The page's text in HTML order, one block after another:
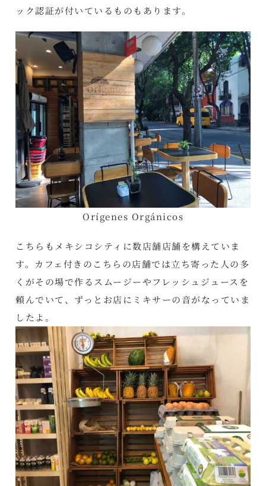
ック認証が付いているものもあります。
Orígenes Orgánicos
こちらもメキシコシティに数店舗店舗を構えていま
す。カフェ付きのこちらの店舗では立ち寄った人の多
くがその場で作るスムージーやフレッシュジュースを
頼んでいて、ずっとお店にミキサーの音がなっていま
したよ。